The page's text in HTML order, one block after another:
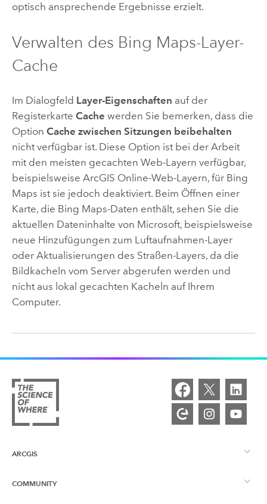
optisch ansprechende Ergebnisse erzielt.
Verwalten des Bing Maps-Layer-
Cache
Im Dialogfeld Layer-Eigenschaften auf der
Registerkarte Cache werden Sie bemerken, dass die
Option Cache zwischen Sitzungen beibehalten
nicht verfügbar ist. Diese Option ist bei der Arbeit
mit den meisten gecachten Web-Layern verfügbar,
beispielsweise ArcGIS Online-Web-Layern, für Bing
Maps ist sie jedoch deaktiviert. Beim Öffnen einer
Karte, die Bing Maps-Daten enthält, sehen Sie die
aktuellen Dateninhalte von Microsoft, beispielsweise
neue Hinzufügungen zum Luftaufnahmen-Layer
oder Aktualisierungen des Straßen-Layers, da die
Bildkacheln vom Server abgerufen werden und
nicht aus lokal gecachten Kacheln auf Ihrem
Computer.
ARCGIS
ArcGIS – Überblick
COMMUNITY